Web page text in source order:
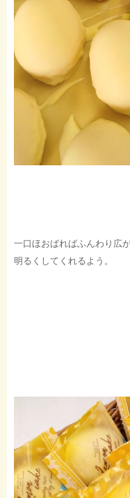
一口ほおばればふんわり広
明るくしてくれるよう。